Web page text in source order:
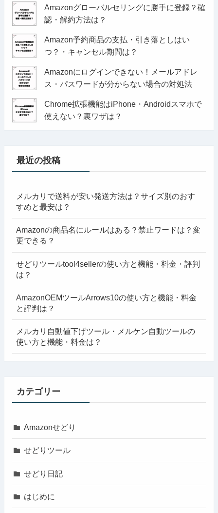
Amazonグローバルセリングに勝手に登録？確
認・解約方法は？
Amazon予約商品の支払・引き落としはい
つ？・キャンセル期間は？
Amazonにログインできない！メールアドレ
ス・パスワードが分からない場合の対処法
Chrome拡張機能はiPhone・Androidスマホで
使えない？裏ワザは？
最近の投稿
メルカリで送料が安い発送方法は？サイズ別のおす
すめと最安は？
Amazonの商品名にルールはある？禁止ワードは？変
更できる？
せどりツールtool4sellerの使い方と機能・料金・評判
は？
AmazonOEMツールArrows10の使い方と機能・料金
と評判は？
メルカリ自動値下げツール・メルケン自動ツールの
使い方と機能・料金は？
カテゴリー
Amazonせどり
せどりツール
せどり日記
はじめに